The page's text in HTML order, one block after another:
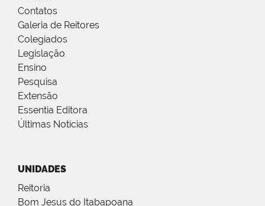
Contatos
Galeria de Reitores
Colegiados
Legislação
Ensino
Pesquisa
Extensão
Essentia Editora
Últimas Notícias
UNIDADES
Reitoria
Bom Jesus do Itabapoana